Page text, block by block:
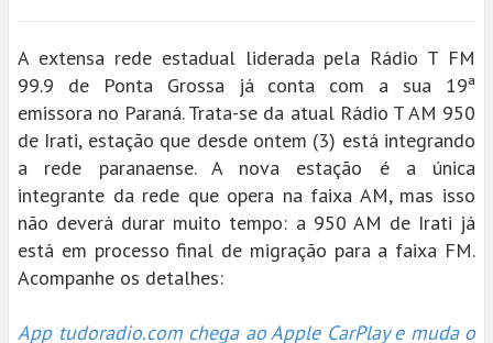
A extensa rede estadual liderada pela Rádio T FM
99.9 de Ponta Grossa já conta com a sua 19ª
emissora no Paraná. Trata-se da atual Rádio T AM 950
de Irati, estação que desde ontem (3) está integrando
a rede paranaense. A nova estação é a única
integrante da rede que opera na faixa AM, mas isso
não deverá durar muito tempo: a 950 AM de Irati já
está em processo final de migração para a faixa FM.
Acompanhe os detalhes:
App tudoradio.com chega ao Apple CarPlay e muda o